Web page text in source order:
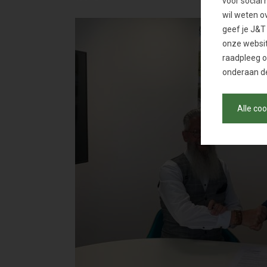
wil weten
geef je
onze
raadpleeg
onderaan
Alle